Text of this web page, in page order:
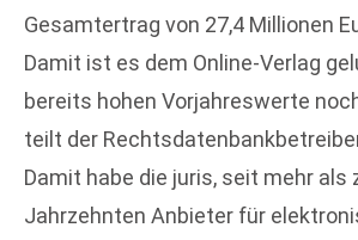
Gesamtertrag von 27,4 Millionen
Damit ist es dem Online-Verlag
bereits hohen Vorjahreswerte
teilt der
Damit habe die juris, seit mehr als
Jahrzehnten Anbieter für